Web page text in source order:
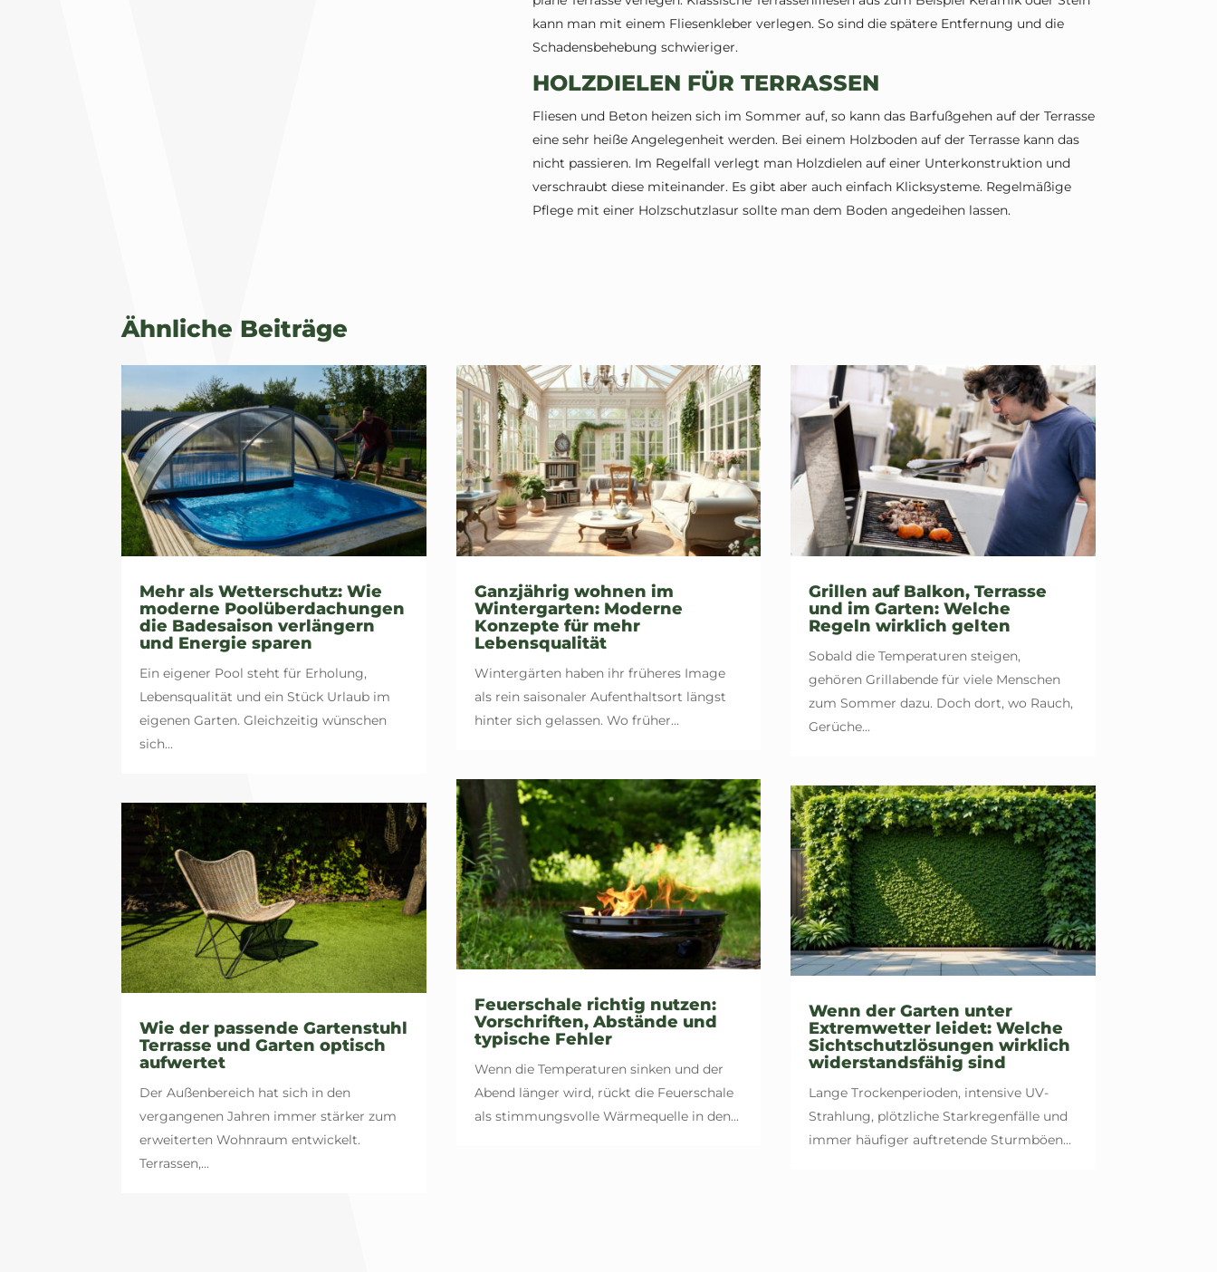
kann man mit einem Fliesenkleber verlegen. So sind die spätere Entfernung und die
Schadensbehebung schwieriger.
HOLZDIELEN FÜR TERRASSEN
Fliesen und Beton heizen sich im Sommer auf, so kann das Barfußgehen auf der Terrasse
eine sehr heiße Angelegenheit werden. Bei einem Holzboden auf der Terrasse kann das
nicht passieren. Im Regelfall verlegt man Holzdielen auf einer Unterkonstruktion und
verschraubt diese miteinander. Es gibt aber auch einfach Klicksysteme. Regelmäßige
Pflege mit einer Holzschutzlasur sollte man dem Boden angedeihen lassen.
Ähnliche Beiträge
Mehr als Wetterschutz: Wie
moderne Poolüberdachungen
die Badesaison verlängern
und Energie sparen
Ein eigener Pool steht für Erholung,
Lebensqualität und ein Stück Urlaub im
eigenen Garten. Gleichzeitig wünschen
sich...
Wie der passende Gartenstuhl
Terrasse und Garten optisch
aufwertet
Der Außenbereich hat sich in den
vergangenen Jahren immer stärker zum
erweiterten Wohnraum entwickelt.
Terrassen,...
Ganzjährig wohnen im
Wintergarten: Moderne
Konzepte für mehr
Lebensqualität
Wintergärten haben ihr früheres Image
als rein saisonaler Aufenthaltsort längst
hinter sich gelassen. Wo früher...
Feuerschale richtig nutzen:
Vorschriften, Abstände und
typische Fehler
Wenn die Temperaturen sinken und der
Abend länger wird, rückt die Feuerschale
als stimmungsvolle Wärmequelle in den...
Grillen auf Balkon, Terrasse
und im Garten: Welche
Regeln wirklich gelten
Sobald die Temperaturen steigen,
gehören Grillabende für viele Menschen
zum Sommer dazu. Doch dort, wo Rauch,
Gerüche...
Wenn der Garten unter
Extremwetter leidet: Welche
Sichtschutzlösungen wirklich
widerstandsfähig sind
Lange Trockenperioden, intensive UV-
Strahlung, plötzliche Starkregenfälle und
immer häufiger auftretende Sturmböen...